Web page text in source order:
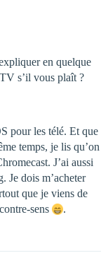
en quelque
s’il vous plaît ?
pour les télé. Et que
temps, je lis qu’on
J’ai aussi
Je dois m’acheter
que je viens de
sens
.